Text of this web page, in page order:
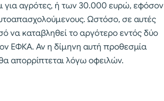
για αγρότες, ή των 30.000 ευρώ, εφόσον
Ωστόσο, σε αυτές
να καταβληθεί το αργότερο εντός δύο
ΕΦΚΑ. Αν η δίμηνη αυτή προθεσμία
απορρίπτεται λόγω οφειλών.